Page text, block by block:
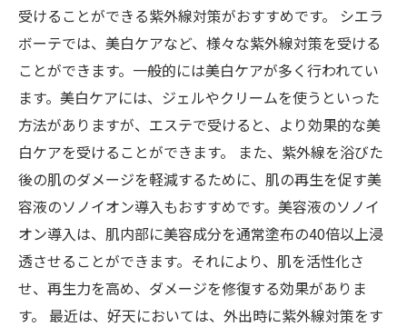
受けることができる紫外線対策がおすすめです。 シエラ
ボーテでは、美白ケアなど、様々な紫外線対策を受ける
ことができます。一般的には美白ケアが多く行われてい
ます。美白ケアには、ジェルやクリームを使うといった
方法がありますが、エステで受けると、より効果的な美
白ケアを受けることができます。 また、紫外線を浴びた
後の肌のダメージを軽減するために、肌の再生を促す美
容液のソノイオン導入もおすすめです。美容液のソノイ
オン導入は、肌内部に美容成分を通常塗布の40倍以上浸
透させることができます。それにより、肌を活性化さ
せ、再生力を高め、ダメージを修復する効果がありま
す。 最近は、好天においては、外出時に紫外線対策をす